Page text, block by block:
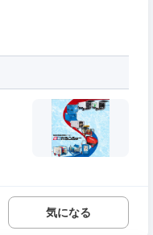
気になる